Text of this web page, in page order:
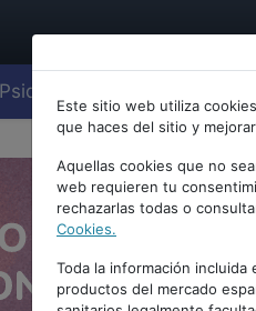
Psiquiatría
Este sitio web utiliza
que haces del sitio y
Aquellas cookies que no
web requieren tu
rechazarlas todas o
Cookies.
Toda la información incluida
productos del mercado